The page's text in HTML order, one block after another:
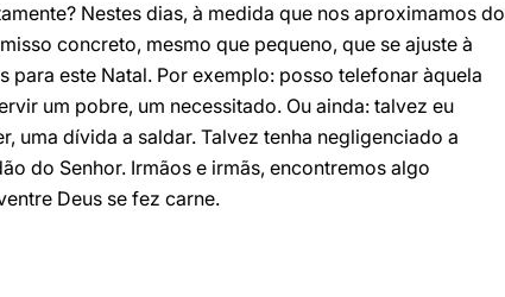
Nestes dias, à medida que nos aproximamos do
concreto, mesmo que pequeno, que se ajuste à
este Natal. Por exemplo: posso telefonar àquela
um pobre, um necessitado. Ou ainda: talvez eu
uma dívida a saldar. Talvez tenha negligenciado a
do Senhor. Irmãos e irmãs, encontremos algo
Deus se fez carne.